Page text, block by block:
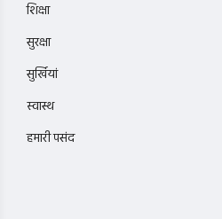
शिक्षा
सुरक्षा
सुर्खियां
स्वास्थ
हमारी पसंद